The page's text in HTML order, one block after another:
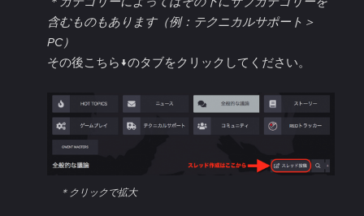
含むものもあります（例：テクニカルサポート＞
PC）
その後こちら↓のタブをクリックしてください。
＊クリックで拡大